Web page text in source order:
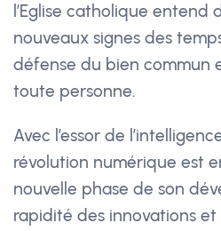
l’Eglise catholique entend
nouveaux signes des
défense du bien commun
toute personne.
Avec l’essor de
révolution numérique est
nouvelle phase de son
rapidité des innovations et